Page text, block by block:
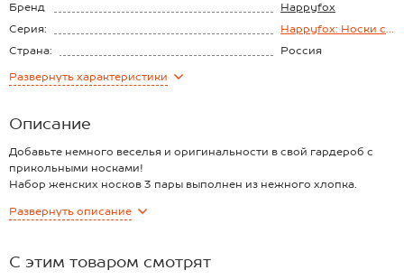
Бренд
Happyfox
Серия:
Happyfox: Носки с
Страна:
Россия
Состав:
Развернуть характеристики
Описание
Добавьте немного веселья и оригинальности в свой гардероб с
прикольными носками!
Набор женских носков 3 пары выполнен из нежного хлопка.
пряжа делает носки прочными и идеальными для прохладного
Вывязанные надписи делают образ стильным и характерным.
Развернуть описание
С этим товаром смотрят